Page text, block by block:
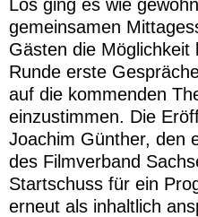
Los ging es wie
gemeinsamen
Gästen die Möglichkeit
Runde erste
auf die kommenden
einzustimmen. Die
Joachim Günther, den
des Filmverband
Startschuss für ein
erneut als inhaltlich